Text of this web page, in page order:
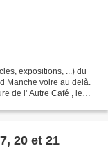
expositions, ...) du
Manche voire au delà.
de l' Autre Café , le
20 et 21